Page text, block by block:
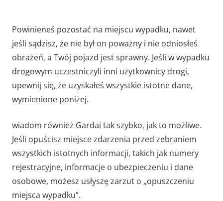
Powinieneś pozostać na miejscu wypadku, nawet
jeśli sądzisz, że nie był on poważny i nie odniosłeś
obrażeń, a Twój pojazd jest sprawny. Jeśli w wypadku
drogowym uczestniczyli inni użytkownicy drogi,
upewnij się, że uzyskałeś wszystkie istotne dane,
wymienione poniżej.
wiadom również Gardai tak szybko, jak to możliwe.
Jeśli opuścisz miejsce zdarzenia przed zebraniem
wszystkich istotnych informacji, takich jak numery
rejestracyjne, informacje o ubezpieczeniu i dane
osobowe, możesz usłyszę zarzut o „opuszczeniu
miejsca wypadku”.